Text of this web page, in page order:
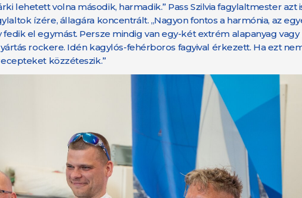
lehetett volna második, harmadik.” Pass Szilvia fagylaltmester azt
ízére, állagára koncentrált. „Nagyon fontos a harmónia, az
el egymást. Persze mindig van egy-két extrém alapanyag vagy
rockere. Idén kagylós-fehérboros fagyival érkezett. Ha ezt
közzéteszik.”